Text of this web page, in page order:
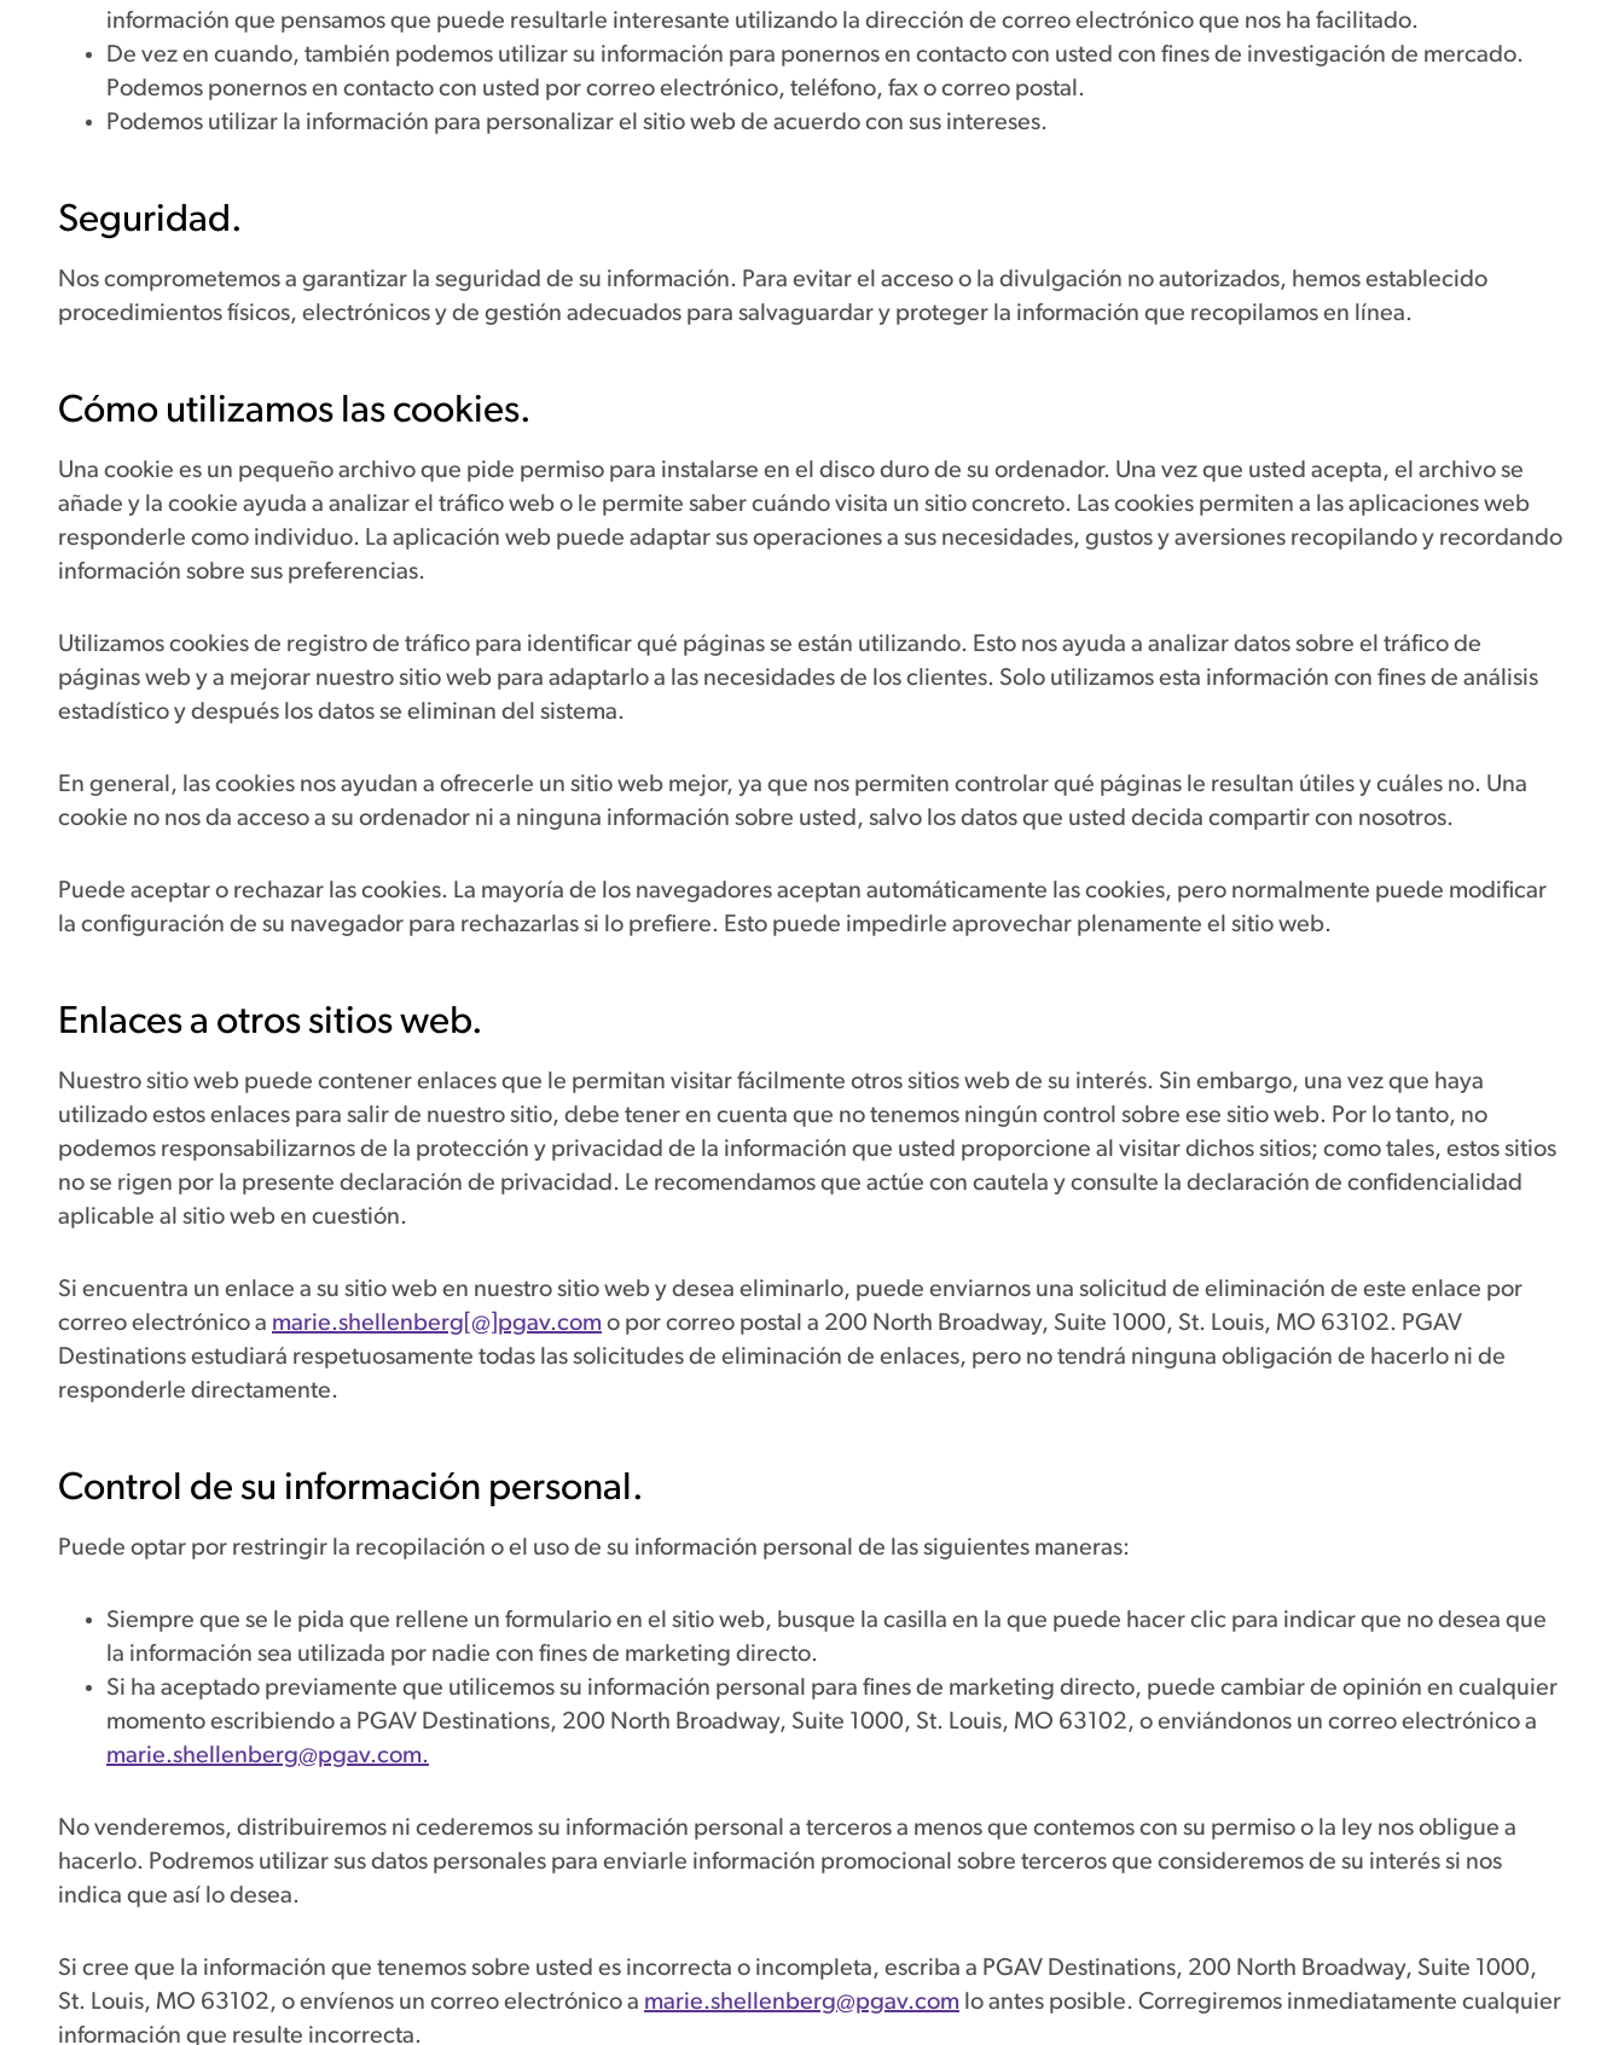
información que pensamos que puede resultarle interesante utilizando la dirección de correo electrónico que nos ha facilitado.
De vez en cuando, también podemos utilizar su información para ponernos en contacto con usted con fines de investigación de mercado.
Podemos ponernos en contacto con usted por correo electrónico, teléfono, fax o correo postal.
Podemos utilizar la información para personalizar el sitio web de acuerdo con sus intereses.
Seguridad.
Nos comprometemos a garantizar la seguridad de su información. Para evitar el acceso o la divulgación no autorizados, hemos establecido
procedimientos físicos, electrónicos y de gestión adecuados para salvaguardar y proteger la información que recopilamos en línea.
Cómo utilizamos las cookies.
Una cookie es un pequeño archivo que pide permiso para instalarse en el disco duro de su ordenador. Una vez que usted acepta, el archivo se
añade y la cookie ayuda a analizar el tráfico web o le permite saber cuándo visita un sitio concreto. Las cookies permiten a las aplicaciones web
responderle como individuo. La aplicación web puede adaptar sus operaciones a sus necesidades, gustos y aversiones recopilando y recordando
información sobre sus preferencias.
Utilizamos cookies de registro de tráfico para identificar qué páginas se están utilizando. Esto nos ayuda a analizar datos sobre el tráfico de
páginas web y a mejorar nuestro sitio web para adaptarlo a las necesidades de los clientes. Solo utilizamos esta información con fines de análisis
estadístico y después los datos se eliminan del sistema.
En general, las cookies nos ayudan a ofrecerle un sitio web mejor, ya que nos permiten controlar qué páginas le resultan útiles y cuáles no. Una
cookie no nos da acceso a su ordenador ni a ninguna información sobre usted, salvo los datos que usted decida compartir con nosotros.
Puede aceptar o rechazar las cookies. La mayoría de los navegadores aceptan automáticamente las cookies, pero normalmente puede modificar
la configuración de su navegador para rechazarlas si lo prefiere. Esto puede impedirle aprovechar plenamente el sitio web.
Enlaces a otros sitios web.
Nuestro sitio web puede contener enlaces que le permitan visitar fácilmente otros sitios web de su interés. Sin embargo, una vez que haya
utilizado estos enlaces para salir de nuestro sitio, debe tener en cuenta que no tenemos ningún control sobre ese sitio web. Por lo tanto, no
podemos responsabilizarnos de la protección y privacidad de la información que usted proporcione al visitar dichos sitios; como tales, estos sitios
no se rigen por la presente declaración de privacidad. Le recomendamos que actúe con cautela y consulte la declaración de confidencialidad
aplicable al sitio web en cuestión.
Si encuentra un enlace a su sitio web en nuestro sitio web y desea eliminarlo, puede enviarnos una solicitud de eliminación de este enlace por
correo electrónico a marie.shellenberg[@]pgav.com o por correo postal a 200 North Broadway, Suite 1000, St. Louis, MO 63102. PGAV
Destinations estudiará respetuosamente todas las solicitudes de eliminación de enlaces, pero no tendrá ninguna obligación de hacerlo ni de
responderle directamente.
Control de su información personal.
Puede optar por restringir la recopilación o el uso de su información personal de las siguientes maneras:
Siempre que se le pida que rellene un formulario en el sitio web, busque la casilla en la que puede hacer clic para indicar que no desea que
la información sea utilizada por nadie con fines de marketing directo.
Si ha aceptado previamente que utilicemos su información personal para fines de marketing directo, puede cambiar de opinión en cualquier
momento escribiendo a PGAV Destinations, 200 North Broadway, Suite 1000, St. Louis, MO 63102, o enviándonos un correo electrónico a
marie.shellenberg@pgav.com.
No venderemos, distribuiremos ni cederemos su información personal a terceros a menos que contemos con su permiso o la ley nos obligue a
hacerlo. Podremos utilizar sus datos personales para enviarle información promocional sobre terceros que consideremos de su interés si nos
indica que así lo desea.
Si cree que la información que tenemos sobre usted es incorrecta o incompleta, escriba a PGAV Destinations, 200 North Broadway, Suite 1000,
St. Louis, MO 63102, o envíenos un correo electrónico a marie.shellenberg@pgav.com lo antes posible. Corregiremos inmediatamente cualquier
información que resulte incorrecta.